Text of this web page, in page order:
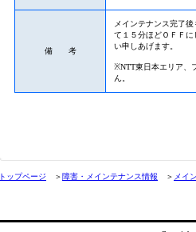
備 考
メインテナンス完了
て１５分ほどＯＦＦ
い申しあげます。
※NTT東日本エリア、
ん。
トップページ ＞障害・メインテナンス情報 ＞ メイ